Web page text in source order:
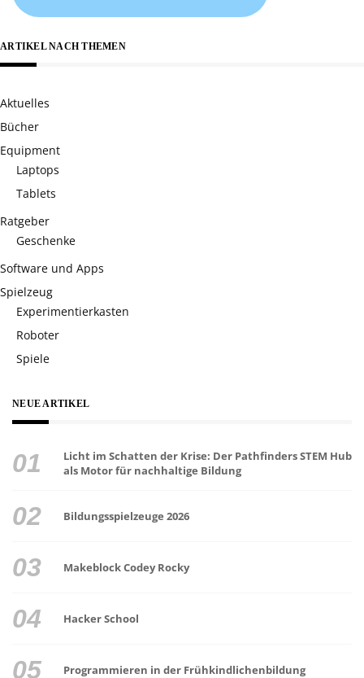
ARTIKEL NACH THEMEN
Aktuelles
Bücher
Equipment
Laptops
Tablets
Ratgeber
Geschenke
Software und Apps
Spielzeug
Experimentierkasten
Roboter
Spiele
NEUE ARTIKEL
Licht im Schatten der Krise: Der Pathfinders STEM Hub
als Motor für nachhaltige Bildung
Bildungsspielzeuge 2026
Makeblock Codey Rocky
Hacker School
Programmieren in der Frühkindlichenbildung